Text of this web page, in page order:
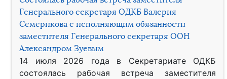
Генерального секретаря ОДКБ Валерия
Семерикова с исполняющим обязанности
заместителя Генерального секретаря ООН
Александром Зуевым
14 июля 2026 года в Секретариате ОДКБ
состоялась рабочая встреча заместителя